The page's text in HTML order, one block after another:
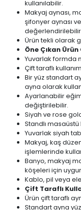
kullanılabilir.
Makyaj aynası,
şifonyer aynası
Ürün tekli olarak
Öne Çıkan
Yuvarlak formda
Çift taraflı
Bir yüz standart
ayna olarak
Ayarlanabilir
değiştirilebilir.
Siyah ve rose
Standlı
Yuvarlak siyah
Makyaj, kaş
işlemlerinde
Banyo, makyaj
köşeleri için
Kablo, pil veya
Çift Taraflı
Ürün çift taraflı
Standart ayna